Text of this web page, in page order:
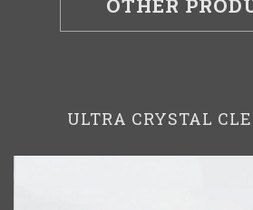
ULTRA CRYSTAL